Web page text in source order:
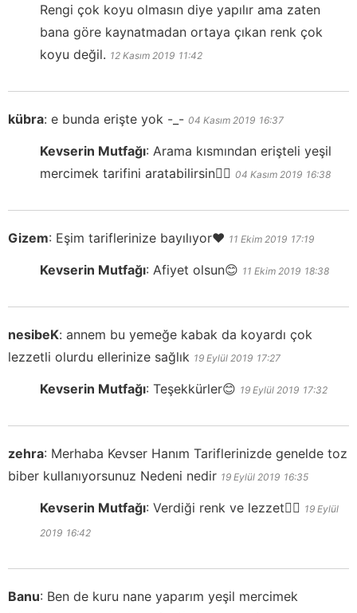
Rengi çok koyu olmasın diye yapılır ama zaten
bana göre kaynatmadan ortaya çıkan renk çok
koyu değil. 12 Kasım 2019 11:42
kübra: e bunda erişte yok -_- 04 Kasım 2019 16:37
Kevserin Mutfağı: Arama kısmından erişteli yeşil
mercimek tarifini aratabilirsin👍🏻 04 Kasım 2019 16:38
Gizem: Eşim tariflerinize bayılıyor❤️ 11 Ekim 2019 17:19
Kevserin Mutfağı: Afiyet olsun😊 11 Ekim 2019 18:38
nesibeK: annem bu yemeğe kabak da koyardı çok
lezzetli olurdu ellerinize sağlık 19 Eylül 2019 17:27
Kevserin Mutfağı: Teşekkürler😊 19 Eylül 2019 17:32
zehra: Merhaba Kevser Hanım Tariflerinizde genelde toz
biber kullanıyorsunuz Nedeni nedir 19 Eylül 2019 16:35
Kevserin Mutfağı: Verdiği renk ve lezzet👍🏻 19 Eylül
2019 16:42
Banu: Ben de kuru nane yaparım yeşil mercimek